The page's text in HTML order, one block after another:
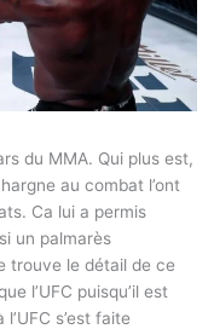
du MMA. Qui plus est,
au combat l’ont
Ca lui a permis
un palmarès
trouve le détail de ce
l’UFC puisqu’il est
s’est faite